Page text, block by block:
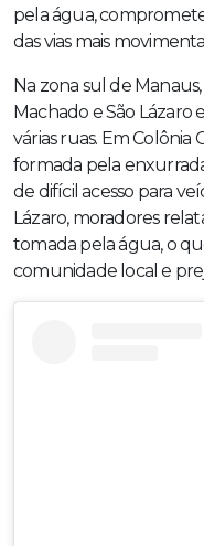
pela água,
das vias mais
Na zona sul de
Machado e São
várias ruas. Em Colônia
formada pela
de difícil acesso para
Lázaro, moradores
tomada pela água, o
comunidade local e